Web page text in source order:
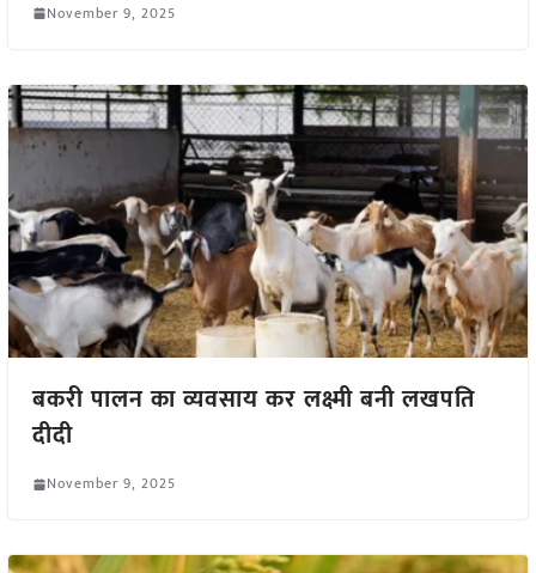
November 9, 2025
बकरी पालन का व्यवसाय कर लक्ष्मी बनी लखपति
दीदी
November 9, 2025